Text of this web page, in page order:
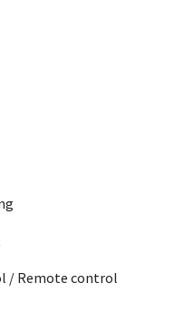
/ Remote control